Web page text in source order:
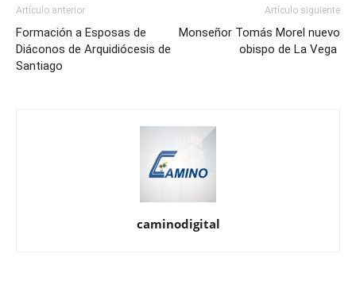
Artículo anterior
Formación a Esposas de
Diáconos de Arquidiócesis de
Santiago
Artículo siguiente
Monseñor Tomás Morel nuevo
obispo de La Vega
caminodigital